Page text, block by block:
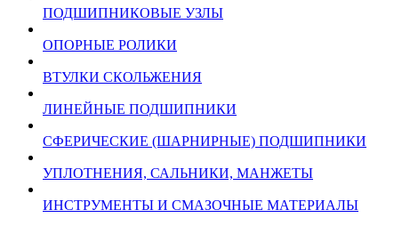
ПОДШИПНИКОВЫЕ УЗЛЫ
ОПОРНЫЕ РОЛИКИ
ВТУЛКИ СКОЛЬЖЕНИЯ
ЛИНЕЙНЫЕ ПОДШИПНИКИ
СФЕРИЧЕСКИЕ (ШАРНИРНЫЕ) ПОДШИПНИКИ
УПЛОТНЕНИЯ, САЛЬНИКИ, МАНЖЕТЫ
ИНСТРУМЕНТЫ И СМАЗОЧНЫЕ МАТЕРИАЛЫ